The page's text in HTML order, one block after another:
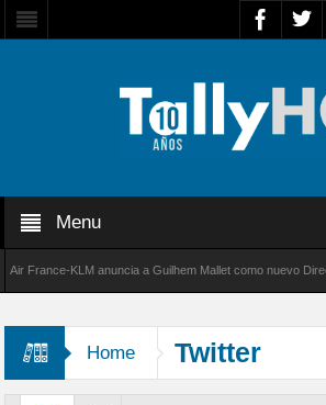
Menu
KLM anuncia a Guilhem Mallet como nuevo Director
Home Twitter